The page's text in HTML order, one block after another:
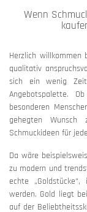
Wenn
Herzlich willkommen
qualitativ
sich ein wenig
Angebotspalette.
besonderen
gehegten
Schmuckideen für
Da wäre
zu modern und
echte
werden. Gold liegt
auf der